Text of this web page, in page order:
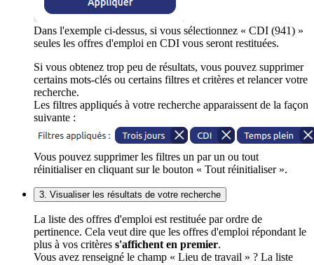
Dans l'exemple ci-dessus, si vous sélectionnez « CDI (941) »
seules les offres d'emploi en CDI vous seront restituées.
Si vous obtenez trop peu de résultats, vous pouvez supprimer
certains mots-clés ou certains filtres et critères et relancer votre
recherche.
Les filtres appliqués à votre recherche apparaissent de la façon
suivante :
Vous pouvez supprimer les filtres un par un ou tout
réinitialiser en cliquant sur le bouton « Tout réinitialiser ».
3. Visualiser les résultats de votre recherche
La liste des offres d'emploi est restituée par ordre de
pertinence. Cela veut dire que les offres d'emploi répondant le
plus à vos critères s'affichent en premier.
Vous avez renseigné le champ « Lieu de travail » ? La liste